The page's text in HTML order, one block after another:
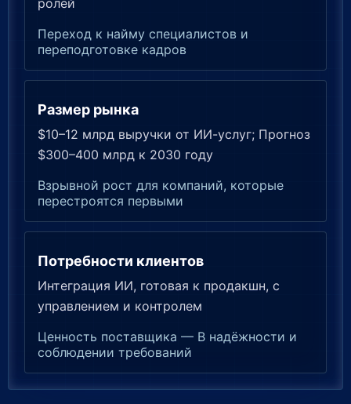
ролей
Переход к найму специалистов и
переподготовке кадров
Размер рынка
$10–12 млрд выручки от ИИ-услуг; Прогноз
$300–400 млрд к 2030 году
Взрывной рост для компаний, которые
перестроятся первыми
Потребности клиентов
Интеграция ИИ, готовая к продакшн, с
управлением и контролем
Ценность поставщика — В надёжности и
соблюдении требований